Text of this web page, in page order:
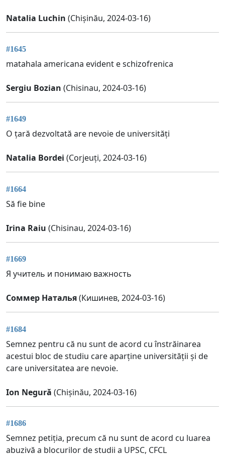
Natalia Luchin (Chișinău, 2024-03-16)
#1645
matahala americana evident e schizofrenica
Sergiu Bozian (Chisinau, 2024-03-16)
#1649
O țară dezvoltată are nevoie de universități
Natalia Bordei (Corjeuți, 2024-03-16)
#1664
Să fie bine
Irina Raiu (Chisinau, 2024-03-16)
#1669
Я учитель и понимаю важность
Соммер Наталья(Кишинев, 2024-03-16)
#1684
Semnez pentru că nu sunt de acord cu înstrăinarea
acestui bloc de studiu care aparține universității și de
care universitatea are nevoie.
Ion Negură (Chișinău, 2024-03-16)
#1686
Semnez petiția, precum că nu sunt de acord cu luarea
abuzivă a blocurilor de studii a UPSC, CFCL